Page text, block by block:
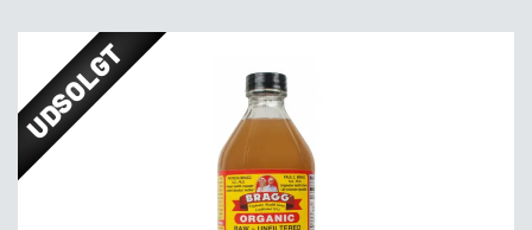
UDSOLGT